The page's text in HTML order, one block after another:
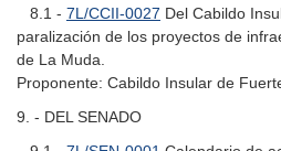
8.1 - 7L/CCII-0027 Del Cabildo
paralización de los proyectos de
de La Muda.
Proponente: Cabildo Insular de
9. - DEL SENADO